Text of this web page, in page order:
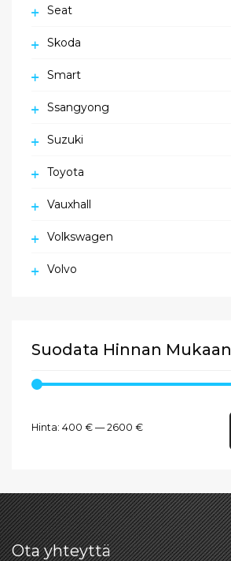
Seat
Skoda
Smart
Ssangyong
Suzuki
Toyota
Vauxhall
Volkswagen
Volvo
Suodata Hinnan Mukaan
Minimihinta
Maksimihinta
Hinta: 400 € —2600 €
Ota yhteyttä